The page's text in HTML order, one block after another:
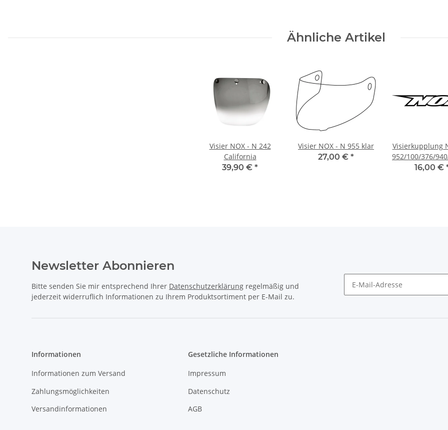
Ähnliche Artikel
Visier NOX - N 242
California
39,90 € *
Visier NOX - N 955 klar
27,00 € *
Visierkupplung
952/100/376/
16,00 €
Newsletter Abonnieren
Bitte senden Sie mir entsprechend Ihrer Datenschutzerklärung regelmäßig und
jederzeit widerruflich Informationen zu Ihrem Produktsortiment per E-Mail zu.
Informationen
Informationen zum Versand
Zahlungsmöglichkeiten
Versandinformationen
Gesetzliche Informationen
Impressum
Datenschutz
AGB